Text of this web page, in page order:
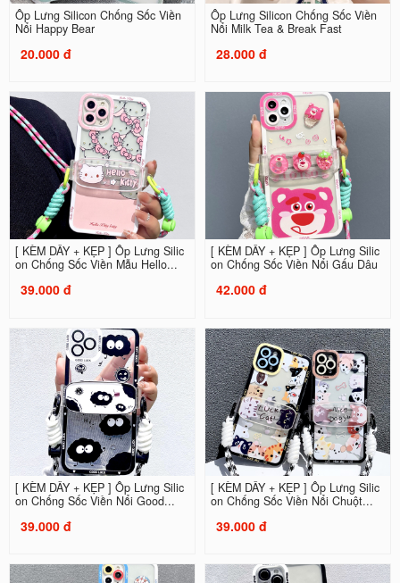
Ốp Lưng Silicon Chống Sốc Viền
Nổi Happy Bear
20.000 đ
Ốp Lưng Silicon Chống Sốc Viền
Nổi Milk Tea & Break Fast
28.000 đ
[ KÈM DÂY + KẸP ] Ốp Lưng Silic
on Chống Sốc Viền Mẫu Hello...
39.000 đ
[ KÈM DÂY + KẸP ] Ốp Lưng Silic
on Chống Sốc Viền Nổi Gấu Dâu
42.000 đ
[ KÈM DÂY + KẸP ] Ốp Lưng Silic
on Chống Sốc Viền Nổi Good...
39.000 đ
[ KÈM DÂY + KẸP ] Ốp Lưng Silic
on Chống Sốc Viền Nổi Chuột...
39.000 đ